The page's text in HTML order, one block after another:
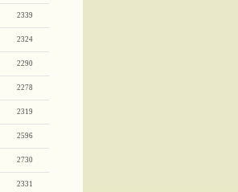
2339
2324
2290
2278
2319
2596
2730
2331